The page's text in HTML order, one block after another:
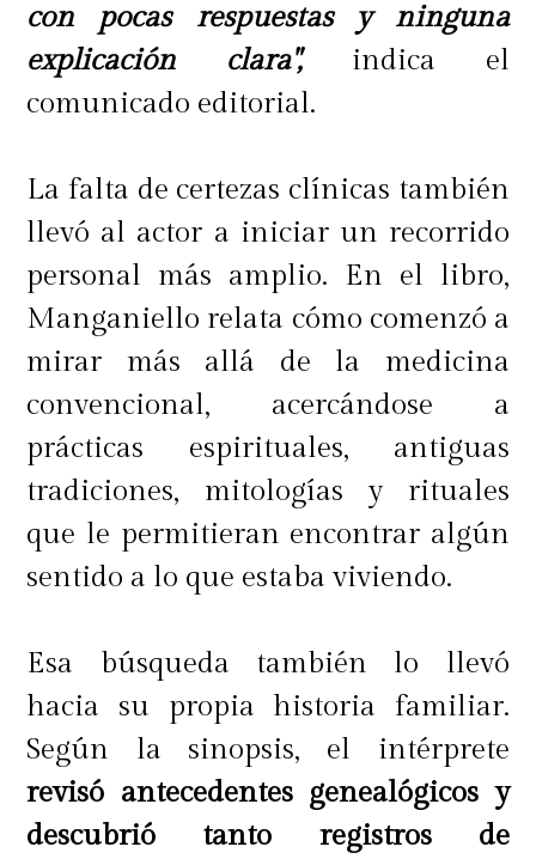
"No, la verdad está mal. Uno tiene
que diferenciar y tener la capacidad
de discernir entre lo que está bien y
programa, pero tu valor moral no
puede comprometerse con un
trabajo",expresó.
La influencer también planteó que
desconoce si esa postura
corresponde a la opinión personal
de la actriz o si respondió a una
decisión del canal.
esto o quizás desde el canal le
dijeron que le bajara un poco el
perfil. (...) Pero creo que es súper
importante, Yami, estar del lado
correcto, porque siempre una puede
con pocas respuestas y ninguna
explicación clara",indica el
comunicado editorial.
La falta de certezas clínicas también
llevó al actor a iniciar un recorrido
personal más amplio. En el libro,
Manganiello relata cómo comenzó a
mirar más allá de la medicina
convencional, acercándose a
prácticas espirituales, antiguas
tradiciones, mitologías y rituales
que le permitieran encontrar algún
sentido a lo que estaba viviendo.
Esa búsqueda también lo llevó
hacia su propia historia familiar.
Según la sinopsis, el intérprete
revisó antecedentes genealógicos y
descubrió tanto registros de